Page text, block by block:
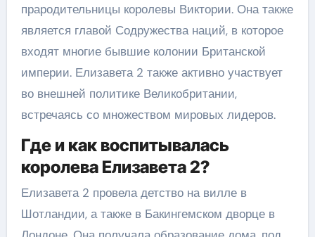
прародительницы королевы Виктории. Она также
является главой Содружества наций, в которое
входят многие бывшие колонии Британской
империи. Елизавета 2 также активно участвует
во внешней политике Великобритании,
встречаясь со множеством мировых лидеров.
Где и как воспитывалась
королева Елизавета 2?
Елизавета 2 провела детство на вилле в
Шотландии, а также в Бакингемском дворце в